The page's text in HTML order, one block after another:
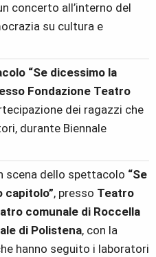
concerto all’interno del
su cultura e
“Se dicessimo la
Fondazione Teatro
dei ragazzi che
durante Biennale
scena dello spettacolo “Se
capitolo”, presso Teatro
comunale di Roccella
di Polistena, con la
hanno seguito i laboratori